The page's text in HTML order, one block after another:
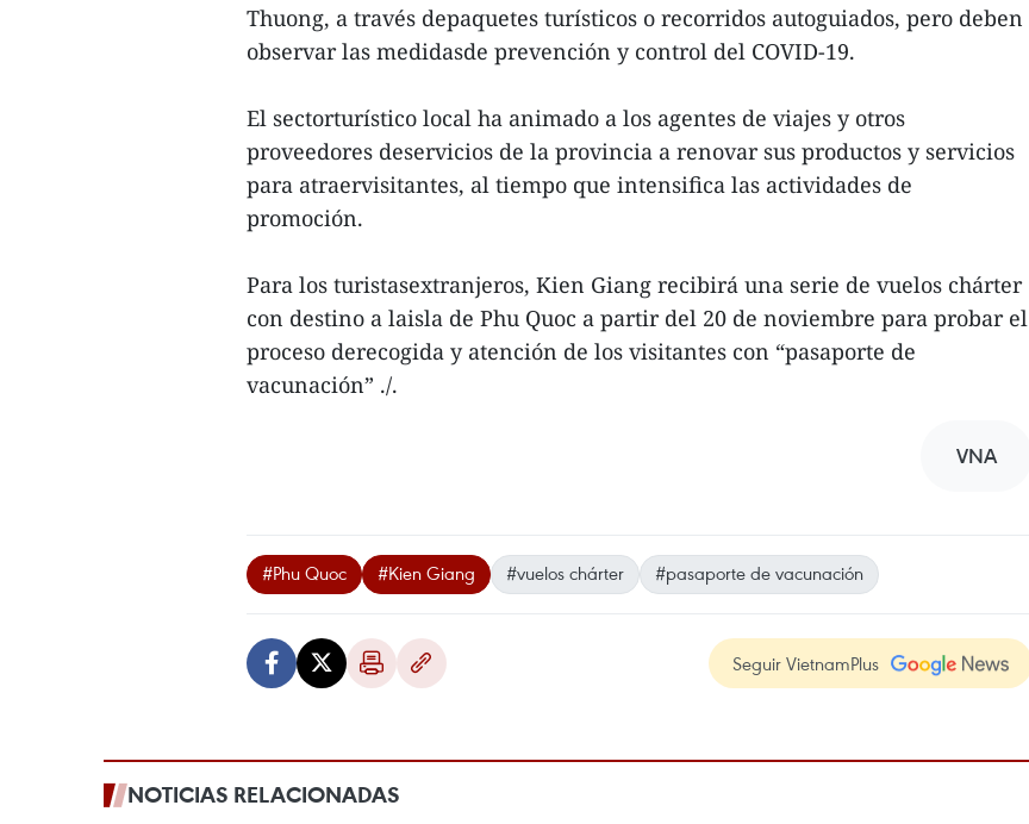
Thuong, a través depaquetes turísticos o recorridos autoguiados, pero deben
observar las medidasde prevención y control del COVID-19.
El sectorturístico local ha animado a los agentes de viajes y otros
proveedores deservicios de la provincia a renovar sus productos y servicios
para atraervisitantes, al tiempo que intensifica las actividades de
promoción.
Para los turistasextranjeros, Kien Giang recibirá una serie de vuelos chárter
con destino a laisla de Phu Quoc a partir del 20 de noviembre para probar el
proceso derecogida y atención de los visitantes con “pasaporte de
vacunación” ./.
VNA
#Phu Quoc #Kien Giang #vuelos chárter #pasaporte de vacunación
Seguir VietnamPlus
NOTICIAS RELACIONADAS